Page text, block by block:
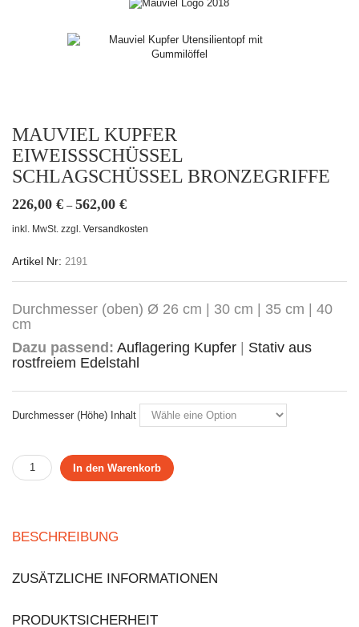
MAUVIEL KUPFER
EIWEISSSCHÜSSEL S
CHLAGSCHÜSSEL BRONZEGRIFFE
226,00 € – 562,00 €
inkl. MwSt. zzgl. Versandkosten
Artikel Nr: 2191
Durchmesser (oben) Ø 26 cm | 30 cm | 35 cm | 40
cm
Dazu passend: Auflagering Kupfer | Stativ aus
rostfreiem Edelstahl
Durchmesser (Höhe) Inhalt
In den Warenkorb
BESCHREIBUNG
ZUSÄTZLICHE INFORMATIONEN
PRODUKTSICHERHEIT